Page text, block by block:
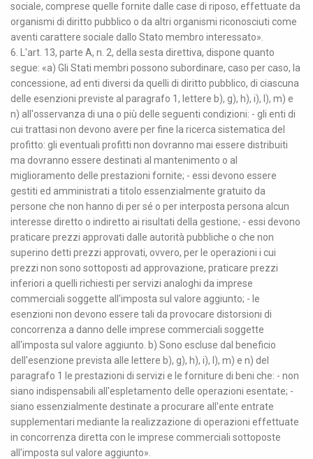
sociale, comprese quelle fornite dalle case di riposo, effettuate da
organismi di diritto pubblico o da altri organismi riconosciuti come
aventi carattere sociale dallo Stato membro interessato».
6. L'art. 13, parte A, n. 2, della sesta direttiva, dispone quanto
segue: «a) Gli Stati membri possono subordinare, caso per caso, la
concessione, ad enti diversi da quelli di diritto pubblico, di ciascuna
delle esenzioni previste al paragrafo 1, lettere b), g), h), i), l), m) e
n) all'osservanza di una o più delle seguenti condizioni: - gli enti di
cui trattasi non devono avere per fine la ricerca sistematica del
profitto: gli eventuali profitti non dovranno mai essere distribuiti
ma dovranno essere destinati al mantenimento o al
miglioramento delle prestazioni fornite; - essi devono essere
gestiti ed amministrati a titolo essenzialmente gratuito da
persone che non hanno di per sé o per interposta persona alcun
interesse diretto o indiretto ai risultati della gestione; - essi devono
praticare prezzi approvati dalle autorità pubbliche o che non
superino detti prezzi approvati, ovvero, per le operazioni i cui
prezzi non sono sottoposti ad approvazione, praticare prezzi
inferiori a quelli richiesti per servizi analoghi da imprese
commerciali soggette all'imposta sul valore aggiunto; - le
esenzioni non devono essere tali da provocare distorsioni di
concorrenza a danno delle imprese commerciali soggette
all'imposta sul valore aggiunto. b) Sono escluse dal beneficio
dell'esenzione prevista alle lettere b), g), h), i), l), m) e n) del
paragrafo 1 le prestazioni di servizi e le forniture di beni che: - non
siano indispensabili all'espletamento delle operazioni esentate; -
siano essenzialmente destinate a procurare all'ente entrate
supplementari mediante la realizzazione di operazioni effettuate
in concorrenza diretta con le imprese commerciali sottoposte
all'imposta sul valore aggiunto».